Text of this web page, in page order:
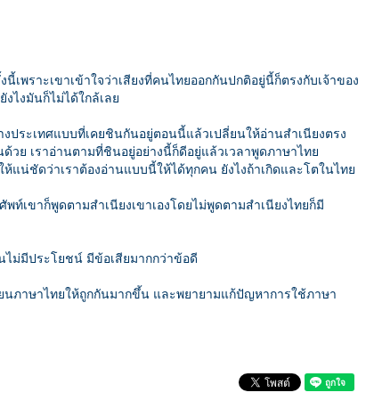
พราะเขาเข้าใจว่าเสียงที่คนไทยออกกันปกติอยู่นี้ก็ตรงกับเจ้าของ
ไงมันก็ไม่ได้ใกล้เลย
ประเทศแบบที่เคยชินกันอยู่ตอนนี้แล้วเปลี่ยนให้อ่านสำเนียงตรง
วย เราอ่านตามที่ชินอยู่อย่างนี้ก็ดีอยู่แล้วเวลาพูดภาษาไทย
แน่ชัดว่าเราต้องอ่านแบบนี้ให้ได้ทุกคน ยังไงถ้าเกิดและโตในไทย
เขาก็พูดตามสำเนียงเขาเองโดยไม่พูดตามสำเนียงไทยก็มี
ม่มีประโยชน์ มีข้อเสียมากกว่าข้อดี
ภาษาไทยให้ถูกกันมากขึ้น และพยายามแก้ปัญหาการใช้ภาษา